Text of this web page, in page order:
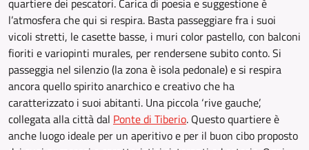
quartiere dei pescatori. Carica di poesia e suggestione è
l’atmosfera che qui si respira. Basta passeggiare fra i suoi
vicoli stretti, le casette basse, i muri color pastello, con balconi
fioriti e variopinti murales, per rendersene subito conto. Si
passeggia nel silenzio (la zona è isola pedonale) e si respira
ancora quello spirito anarchico e creativo che ha
caratterizzato i suoi abitanti. Una piccola ‘rive gauche’,
collegata alla città dal Ponte di Tiberio. Questo quartiere è
anche luogo ideale per un aperitivo e per il buon cibo proposto